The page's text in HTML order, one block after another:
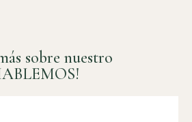
sobre nuestro